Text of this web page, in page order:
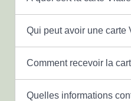
Qui peut avoir une carte
Comment recevoir la
Quelles informations